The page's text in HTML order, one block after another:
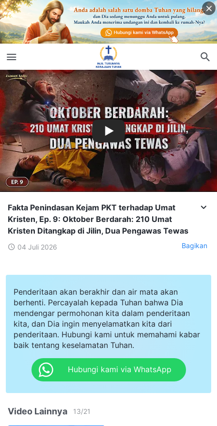
Fakta Penindasan Kejam PKT terhadap Umat
Kristen, Ep. 9: Oktober Berdarah: 210 Umat
Kristen Ditangkap di Jilin, Dua Pengawas Tewas
04 Juli 2026 Bagikan
Penderitaan akan berakhir dan air mata akan
berhenti. Percayalah kepada Tuhan bahwa Dia
mendengar permohonan kita dalam penderitaan
kita, dan Dia ingin menyelamatkan kita dari
penderitaan. Hubungi kami untuk memahami kabar
baik tentang keselamatan Tuhan.
Hubungi kami via WhatsApp
Video Lainnya 13/21